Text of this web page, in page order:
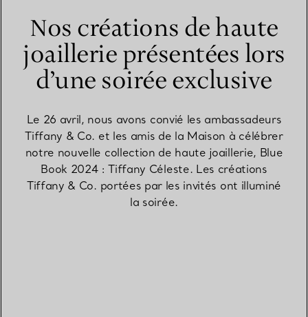
Nos créations de haute
joaillerie présentées lors
d’une soirée exclusive
Le 26 avril, nous avons convié les ambassadeurs
Tiffany & Co. et les amis de la Maison à célébrer
notre nouvelle collection de haute joaillerie, Blue
Book 2024 : Tiffany Céleste. Les créations
Tiffany & Co. portées par les invités ont illuminé
la soirée.